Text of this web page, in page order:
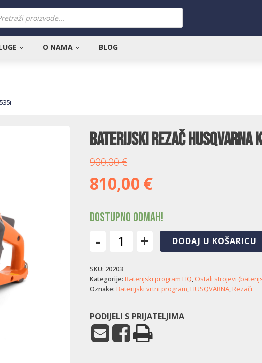
O NAMA BLOG
Baterijski rezač Husqvarna
900,00€
810,00 €
Dostupno odmah!
-
Husqvarna
K
535i
+ DODAJ U KOŠARICU
SKU: 20203
Kategorije: Baterijski program HQ, Ostali strojevi
Oznake: Baterijski vrtni program,HUSQVARNA,Rezači
PODIJELI S PRIJATELJIMA